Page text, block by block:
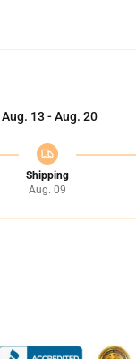
Aug. 13 - Aug. 20
Shipping
Aug. 09